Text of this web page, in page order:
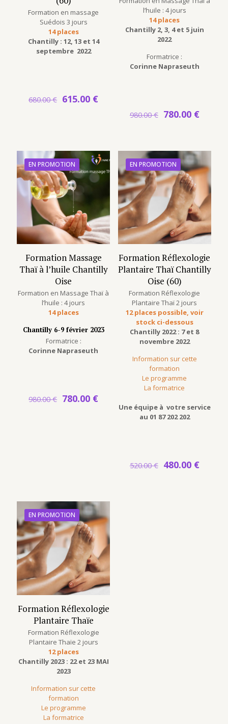
Formation en massage
Suédois 3 jours
14 places
Chantilly : 12, 13 et 14
septembre 2022
680.00€ Le
615.00 €Le
l’huile : 4 jours
14 places
Chantilly 2, 3, 4 et 5 juin
2022
Formatrice :
Corinne Napraseuth
980.00€ Le
980.00 €.
780.00 €Le
EN PROMOTION
Formation Massage
Thaï à l’huile Chantilly
Oise
Formation en Massage Thaï à
l’huile : 4 jours
14 places
Chantilly 6-9 février 2023
Formatrice :
Corinne Napraseuth
980.00€ Le
780.00 €Le
EN PROMOTION
Formation Réflexologie
Plantaire Thaï Chantilly
Oise (60)
Formation Réflexologie
Plantaire Thaï 2 jours
12 places possible, voir
stock ci-dessous
Chantilly 2022 : 7 et 8
novembre 2022
Information sur cette
formation
Le programme
La formatrice
Une équipe à votre service
au 01 87 202 202
520.00€ Le
480.00 €Le
EN PROMOTION
Formation Réflexologie
Plantaire Thaïe
Formation Réflexologie
Plantaire Thaïe 2 jours
12 places
Chantilly 2023 : 22 et 23 MAI
2023
Information sur cette
formation
Le programme
La formatrice